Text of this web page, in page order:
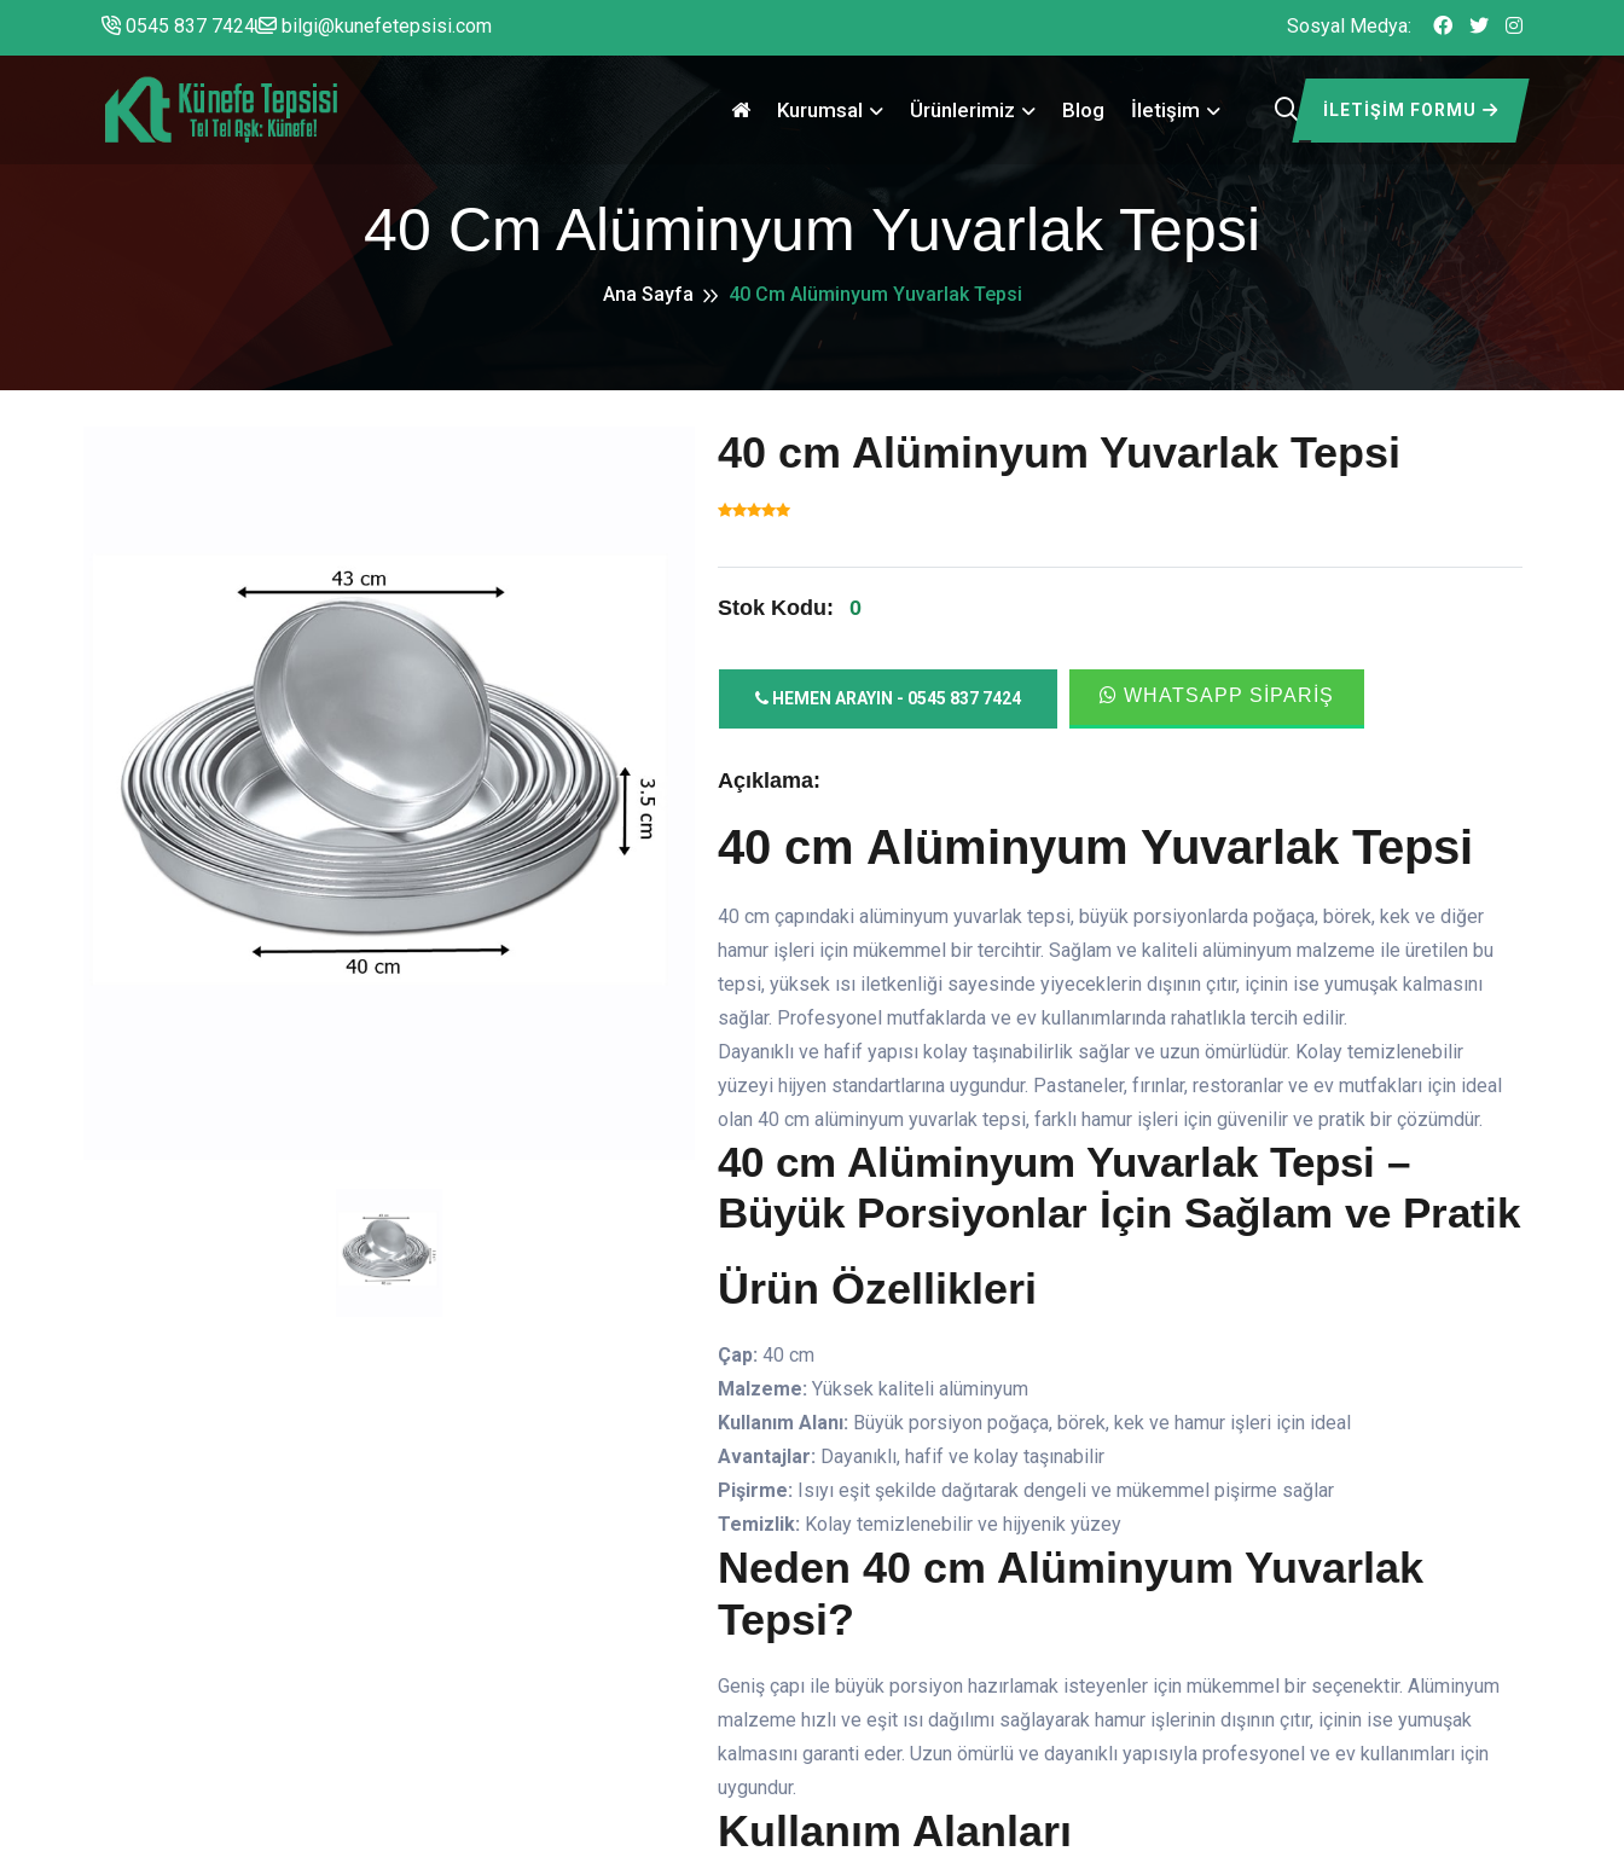
0545 837 7424 bilgi@kunefetepsisi.com Sosyal Medya:
Kurumsal Ürünlerimiz Blog İletişim İLETIŞIM FORMU
40 Cm Alüminyum Yuvarlak Tepsi
Ana Sayfa 40 Cm Alüminyum Yuvarlak Tepsi
40 cm Alüminyum Yuvarlak Tepsi
Stok Kodu: 0
HEMEN ARAYIN - 0545 837 7424 WHATSAPP SIPARIŞ
Açıklama:
40 cm Alüminyum Yuvarlak Tepsi
40 cm çapındaki alüminyum yuvarlak tepsi, büyük porsiyonlarda poğaça, börek, kek ve diğer
hamur işleri için mükemmel bir tercihtir. Sağlam ve kaliteli alüminyum malzeme ile üretilen bu
tepsi, yüksek ısı iletkenliği sayesinde yiyeceklerin dışının çıtır, içinin ise yumuşak kalmasını
sağlar. Profesyonel mutfaklarda ve ev kullanımlarında rahatlıkla tercih edilir.
Dayanıklı ve hafif yapısı kolay taşınabilirlik sağlar ve uzun ömürlüdür. Kolay temizlenebilir
yüzeyi hijyen standartlarına uygundur. Pastaneler, fırınlar, restoranlar ve ev mutfakları için ideal
olan 40 cm alüminyum yuvarlak tepsi, farklı hamur işleri için güvenilir ve pratik bir çözümdür.
40 cm Alüminyum Yuvarlak Tepsi –
Büyük Porsiyonlar İçin Sağlam ve Pratik
Ürün Özellikleri
Çap: 40 cm
Malzeme: Yüksek kaliteli alüminyum
Kullanım Alanı: Büyük porsiyon poğaça, börek, kek ve hamur işleri için ideal
Avantajlar: Dayanıklı, hafif ve kolay taşınabilir
Pişirme: Isıyı eşit şekilde dağıtarak dengeli ve mükemmel pişirme sağlar
Temizlik: Kolay temizlenebilir ve hijyenik yüzey
Neden 40 cm Alüminyum Yuvarlak
Tepsi?
Geniş çapı ile büyük porsiyon hazırlamak isteyenler için mükemmel bir seçenektir. Alüminyum
malzeme hızlı ve eşit ısı dağılımı sağlayarak hamur işlerinin dışının çıtır, içinin ise yumuşak
kalmasını garanti eder. Uzun ömürlü ve dayanıklı yapısıyla profesyonel ve ev kullanımları için
uygundur.
Kullanım Alanları